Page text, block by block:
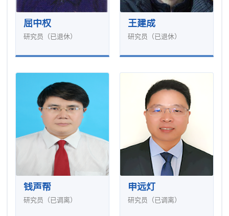
屈中权
研究员（已退休）
王建成
研究员（已退休）
钱声帮
研究员（已调离）
申远灯
研究员（已调离）